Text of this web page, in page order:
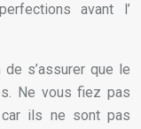
avant l’
s’assurer que le
Ne vous fiez pas
car ils ne sont pas